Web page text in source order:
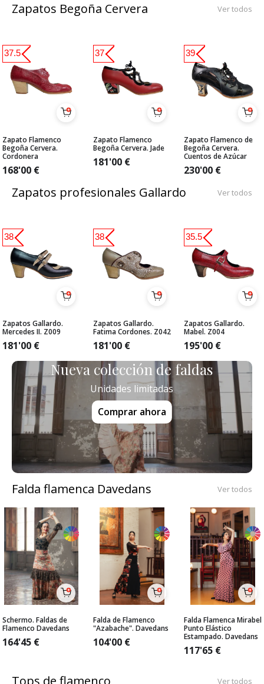
Zapatos Begoña Cervera Ver todos
Zapato Flamenco
Begoña Cervera.
Cordonera
168'00 €
37.5
Zapato Flamenco
Begoña Cervera. Jade
181'00 €
37
Zapato Flamenco de
Begoña Cervera.
Cuentos de Azúcar
230'00 €
39
Zapatos profesionales Gallardo Ver todos
Zapatos Gallardo.
Mercedes II. Z009
181'00 €
38
Zapatos Gallardo.
Fatima Cordones. Z042
181'00 €
38
Zapatos Gallardo.
Mabel. Z004
195'00 €
35.5
Nueva colección de faldas
Unidades limitadas
Comprar ahora
Falda flamenca Davedans Ver todos
Schermo. Faldas de
Flamenco Davedans
164'45 €
Falda de Flamenco
"Azabache". Davedans
104'00 €
Falda Flamenca Mirabel
Punto Elástico
Estampado. Davedans
117'65 €
Tops de flamenco Ver todos